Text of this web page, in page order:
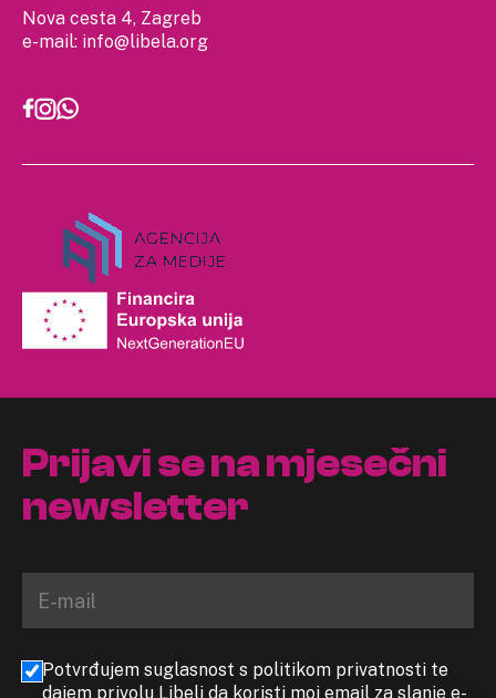
Nova cesta 4, Zagreb
e-mail: info@libela.org
Prijavi se na mjesečni
newsletter
Potvrđujem suglasnost s politikom privatnosti te
dajem privolu Libeli da koristi moj email za slanje e-